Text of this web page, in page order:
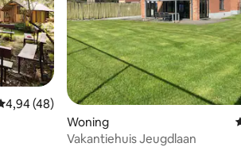
beoordeling van 4,94 uit 5, 48
4,94 (48)
Woning
Vakantiehuis Jeugdlaan